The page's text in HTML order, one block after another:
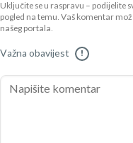
Uključite se u raspravu – podijelite
pogled na temu. Vaš komentar
našeg portala.
Važna obavijest !